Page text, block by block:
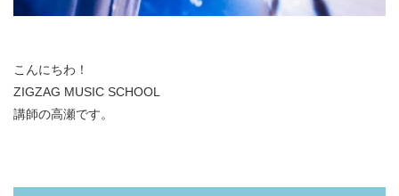
こんにちわ！
ZIGZAG MUSIC SCHOOL
講師の高瀬です。